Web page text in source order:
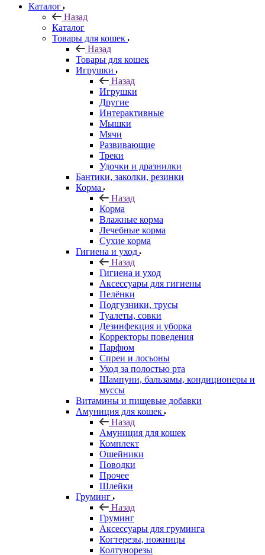
Каталог
Назад
Каталог
Товары для кошек
Назад
Товары для кошек
Игрушки
Назад
Игрушки
Другие
Интерактивные
Мышки
Мячи
Развивающие
Треки
Удочки и дразнилки
Бантики, заколки, резинки
Корма
Назад
Корма
Влажные корма
Лечебные корма
Сухие корма
Гигиена и уход
Назад
Гигиена и уход
Аксессуары для гигиены
Пелёнки
Подгузники, трусы
Туалеты, совки
Дезинфекция и уборка
Корректоры поведения
Парфюм
Спреи и лосьоны
Уход за полостью рта
Шампуни, бальзамы, кондиционеры и
муссы
Витамины и пищевые добавки
Амуниция для кошек
Назад
Амуниция для кошек
Комплект
Ошейники
Поводки
Прочее
Шлейки
Груминг
Назад
Груминг
Аксессуары для груминга
Когтерезы, ножницы
Колтунорезы